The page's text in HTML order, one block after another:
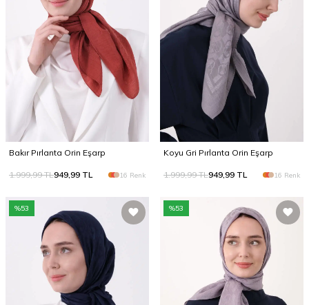
Bakır Pırlanta Orin Eşarp
1.999,99TL949,99 TL 16 Renk
Koyu Gri Pırlanta Orin Eşarp
1.999,99TL949,99 TL 16 Renk
%53 %53